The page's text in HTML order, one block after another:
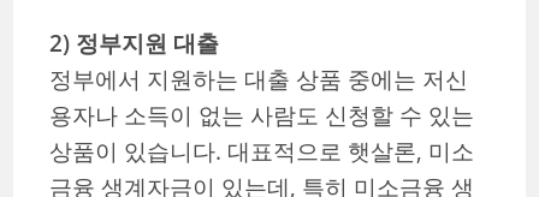
2) 정부지원 대출
정부에서 지원하는 대출 상품 중에는 저신
용자나 소득이 없는 사람도 신청할 수 있는
상품이 있습니다. 대표적으로 햇살론, 미소
금융 생계자금이 있는데, 특히 미소금융 생